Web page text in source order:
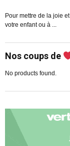
Pour mettre de la joie
votre enfant ou à ...
Nos coups de
No products found.